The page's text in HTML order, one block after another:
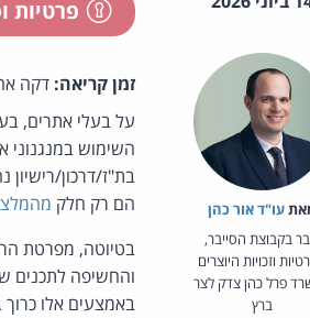
פרטיות
עו"ד אור כהן
בקבוצת הסייבר,
וזכויות היוצרים
פרל כהן צדק לצר
ברץ
זמן קריאה: דקה
על בעלי אתרים,
השימוש
בת"ז/דרכון/
הם רק חלק
והחשיפה לתכנים
באמצעים אלו כרוך